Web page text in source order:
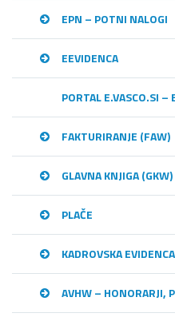
EPN – POTNI NALOGI
EEVIDENCA
PORTAL E.VASCO.SI
FAKTURIRANJE (FAW)
GLAVNA KNJIGA (GKW)
PLAČE
KADROVSKA EVIDENCA
AVHW – HONORARJI,